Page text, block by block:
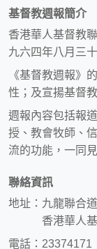
基督教週報簡介
香港華人基督教
九六四年八月三
《基督教週報》
性；及宣揚基督
週報內容包括報
授、教會牧師、
流的功能，一同
聯絡資訊
地址：九龍聯合
香港華人基
電話：23374171